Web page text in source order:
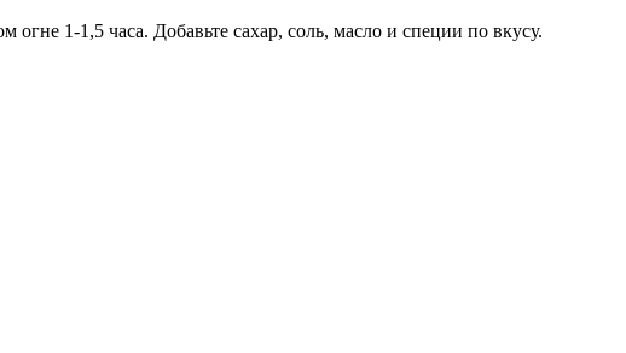
1-1,5 часа. Добавьте сахар, соль, масло и специи по вкусу.